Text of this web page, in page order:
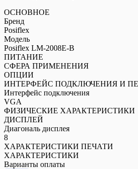
ОСНОВНОЕ
Бренд
Posiflex
Модель
Posiflex LM-2008E-B
ПИТАНИЕ
СФЕРА ПРИМЕНЕНИЯ
ОПЦИИ
ИНТЕРФЕЙС ПОДКЛЮЧЕНИЯ И
Интерфейс подключения
VGA
ФИЗИЧЕСКИЕ ХАРАКТЕРИСТИКИ
ДИСПЛЕЙ
Диагональ дисплея
8
ХАРАКТЕРИСТИКИ ПЕЧАТИ
ХАРАКТЕРИСТИКИ
Варианты оплаты